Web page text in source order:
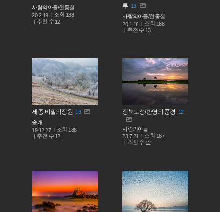
사람의아들/현동철
20.2.19
조회 188
추천 수 12
루 13
사람의아들/현동철
20.1.16
조회 188
추천 수 13
세종 비밀의정원 13
솔개
19.12.27
조회 188
추천 수 12
정북토성/반영의 풍경 12
사람의아들
23.7.21
조회 187
추천 수 12